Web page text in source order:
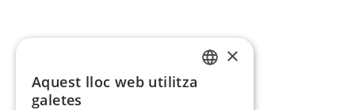
×
Aquest lloc web utilitza
galetes